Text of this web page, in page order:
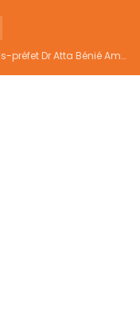
Indépendance 2026 À Yakassé-Mé: Le sous-préfet Dr Atta Bénié Amédé appelle à l’unité, à la sécurité et au développement